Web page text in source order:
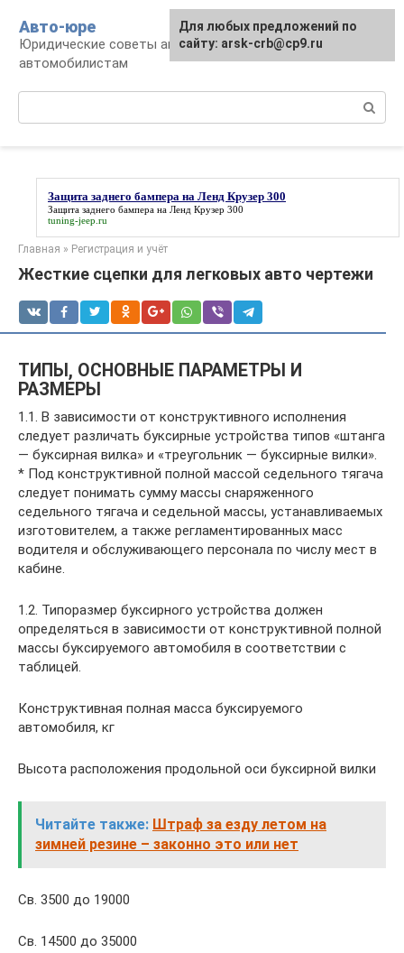
контенту
Авто-юре
Юридические советы автовладельцам и
автомобилистам
Защита заднего бампера на Ленд Крузер 300
Защита заднего бампера на Ленд Крузер 300
tuning-jeep.ru
Главная » Регистрация и учёт
Жесткие сцепки для легковых авто чертежи
ТИПЫ, ОСНОВНЫЕ ПАРАМЕТРЫ И
РАЗМЕРЫ
1.1. В зависимости от конструктивного исполнения
следует различать буксирные устройства типов «штанга
— буксирная вилка» и «треугольник — буксирные вилки».
* Под конструктивной полной массой седельного тягача
следует понимать сумму массы снаряженного
седельного тягача и седельной массы, устанавливаемых
изготовителем, а также регламентированных масс
водителя и обслуживающего персонала по числу мест в
кабине.
1.2. Типоразмер буксирного устройства должен
определяться в зависимости от конструктивной полной
массы буксируемого автомобиля в соответствии с
таблицей.
Конструктивная полная масса буксируемого
автомобиля, кг
Высота расположения продольной оси буксирной вилки
Читайте также: Штраф за езду летом на
зимней резине – законно это или нет
Св. 3500 до 19000
Св. 14500 до 35000
Для любых предложений по
сайту: arsk-crb@cp9.ru